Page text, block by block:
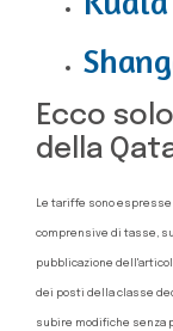
Ecco
della
Le tariffe sono espresse
comprensive di tasse,
pubblicazione
dei posti della classe
subire modifiche senza